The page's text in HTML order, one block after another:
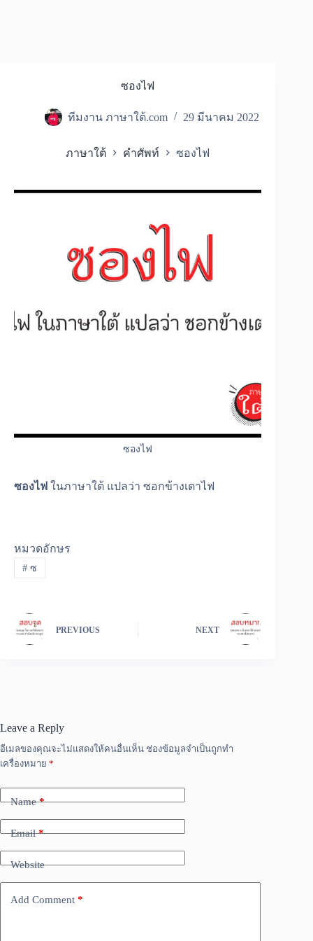
ซองไฟ
ทีมงาน ภาษาใต้.com 29 มีนาคม 2022
ภาษาใต้ คำศัพท์ ซองไฟ
ซองไฟ
ซองไฟ ในภาษาใต้ แปลว่า ซอกข้างเตาไฟ
หมวดอักษร
#ซ
PREVIOUS NEXT
Leave a Reply
อีเมลของคุณจะไม่แสดงให้คนอื่นเห็น ช่องข้อมูลจำเป็นถูกทำ
เครื่องหมาย *
Name*
Email*
Website
Add Comment *